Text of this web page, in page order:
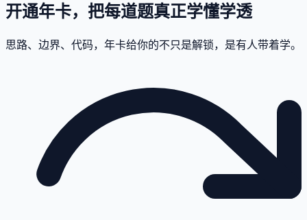
开通年卡，把每道题真正学懂学透
思路、边界、代码，年卡给你的不只是解锁，是有人带着学。